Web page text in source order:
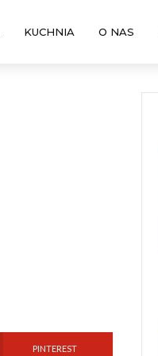
KUCHNIA O NAS
PINTEREST